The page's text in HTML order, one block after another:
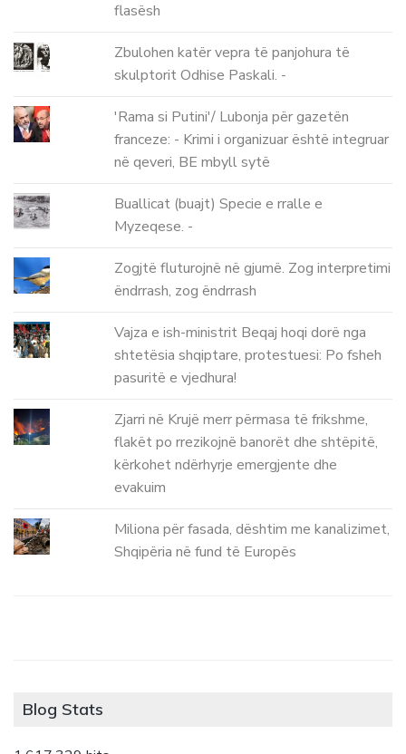
flasësh
Zbulohen katër vepra të panjohura të
skulptorit Odhise Paskali. -
'Rama si Putini'/ Lubonja për gazetën
franceze: - Krimi i organizuar është integruar
në qeveri, BE mbyll sytë
Buallicat (buajt) Specie e rralle e
Myzeqese. -
Zogjtë fluturojnë në gjumë. Zog interpretimi
ëndrrash, zog ëndrrash
Vajza e ish-ministrit Beqaj hoqi dorë nga
shtetësia shqiptare, protestuesi: Po fsheh
pasuritë e vjedhura!
Zjarri në Krujë merr përmasa të frikshme,
flakët po rrezikojnë banorët dhe shtëpitë,
kërkohet ndërhyrje emergjente dhe
evakuim
Miliona për fasada, dështim me kanalizimet,
Shqipëria në fund të Europës
Blog Stats